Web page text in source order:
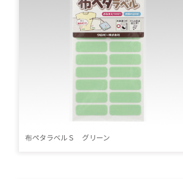
布ペタラベルＳ グリーン